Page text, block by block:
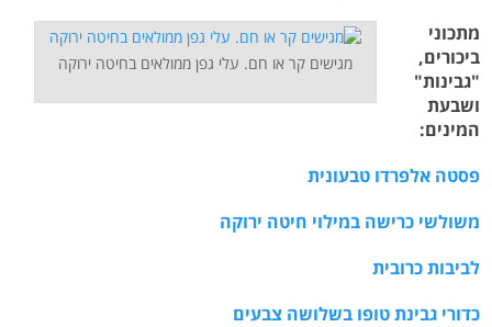
מגישים קר או חם. עלי גפן ממולאים בחיטה ירוקה
מתכוני
ביכורים,
"גבינות"
ושבעת
המינים:
פסטה אלפרדו טבעונית
משולשי כרישה במילוי חיטה ירוקה
לביבות כרובית
כדורי גבינת טופו בשלושה צבעים